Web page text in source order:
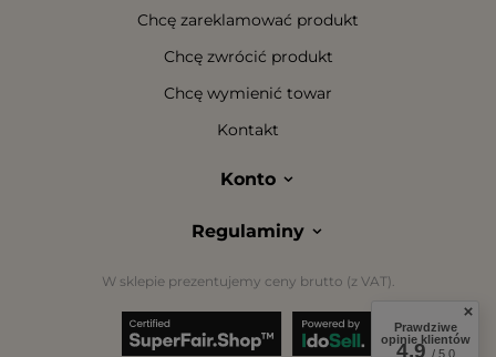
Chcę zareklamować produkt
Chcę zwrócić produkt
Chcę wymienić towar
Kontakt
Konto
Regulaminy
W sklepie prezentujemy ceny brutto (z VAT).
Prawdziwe
opinie klientów
4.9/ 5.0